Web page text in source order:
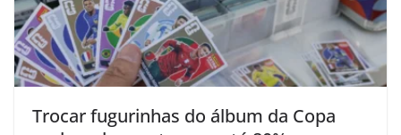
Trocar fugurinhas do álbum da Copa